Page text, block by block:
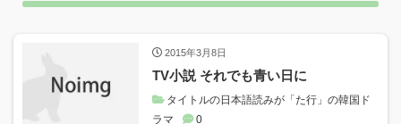
2015年3月8日
TV小説 それでも青い日に
タイトルの日本語読みが「た行」の韓国ド
ラマ
0